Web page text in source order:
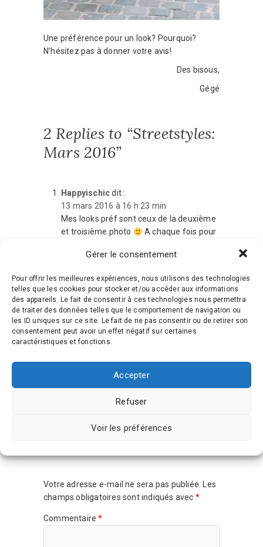
Gérer le consentement
Pour offrir les meilleures expériences, nous utilisons des technologies
telles que les cookies pour stocker et/ou accéder aux informations
des appareils. Le fait de consentir à ces technologies nous permettra
de traiter des données telles que le comportement de navigation ou
les ID uniques sur ce site. Le fait de ne pas consentir ou de retirer son
consentement peut avoir un effet négatif sur certaines
caractéristiques et fonctions.
Accepter
Refuser
Voir les préférences
Une préférence pour un look? Pourquoi?
N’hésitez pas à donner votre avis!
Des bisous,
Gégé
2 Replies to “Streetstyles:
Mars 2016”
Happyischic dit :
13 mars 2016 à 16 h 23 min
Mes looks préf sont ceux de la deuxième
et troisième photo
A chaque fois pour
J’aime beaucoup le couple de l’avant
Bisouuus
Répondre
Géraldine dit :
14 mars 2016 à 19 h 45 min
xoxo Gégé
Votre adresse e-mail ne sera pas publiée.
Les
champs obligatoires sont indiqués avec *
Commentaire*